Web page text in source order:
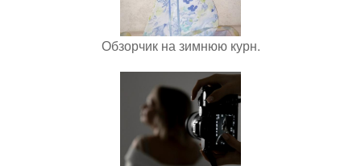
Обзорчик на зимнюю курн.